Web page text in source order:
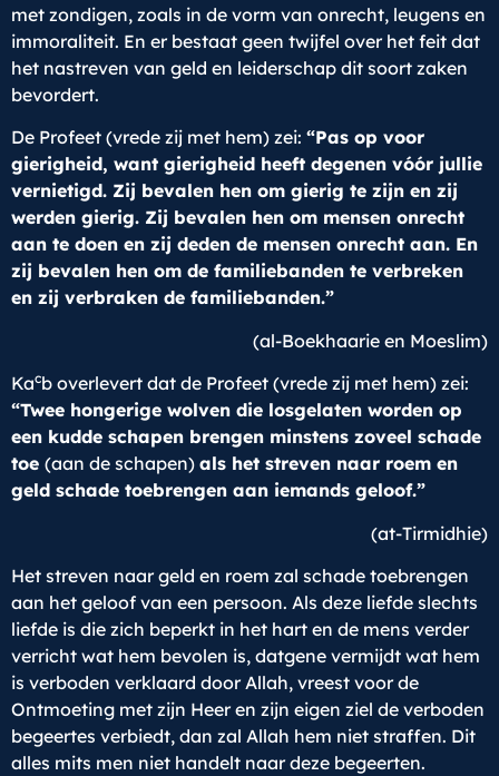
met zondigen, zoals in de vorm van onrecht, leugens en
immoraliteit. En er bestaat geen twijfel over het feit dat
het nastreven van geld en leiderschap dit soort zaken
bevordert.
De Profeet (vrede zij met hem) zei: “Pas op voor
gierigheid, want gierigheid heeft degenen vóór jullie
vernietigd. Zij bevalen hen om gierig te zijn en zij
werden gierig. Zij bevalen hen om mensen onrecht
aan te doen en zij deden de mensen onrecht aan. En
zij bevalen hen om de familiebanden te verbreken
en zij verbraken de familiebanden.”
(al-Boekhaarie en Moeslim)
Kacb overlevert dat de Profeet (vrede zij met hem) zei:
“Twee hongerige wolven die losgelaten worden op
een kudde schapen brengen minstens zoveel schade
toe (aan de schapen) als het streven naar roem en
geld schade toebrengen aan iemands geloof.”
(at-Tirmidhie)
Het streven naar geld en roem zal schade toebrengen
aan het geloof van een persoon. Als deze liefde slechts
liefde is die zich beperkt in het hart en de mens verder
verricht wat hem bevolen is, datgene vermijdt wat hem
is verboden verklaard door Allah, vreest voor de
Ontmoeting met zijn Heer en zijn eigen ziel de verboden
begeertes verbiedt, dan zal Allah hem niet straffen. Dit
alles mits men niet handelt naar deze begeerten.